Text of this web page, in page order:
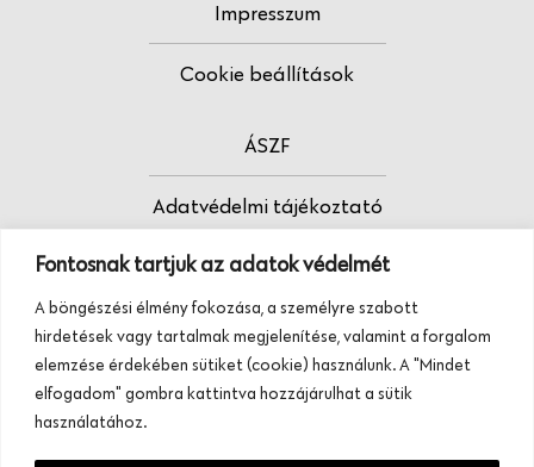
Fontosnak tartjuk az adatok védelmét
A böngészési élmény fokozása, a személyre szabott
hirdetések vagy tartalmak megjelenítése, valamint a forgalom
elemzése érdekében sütiket (cookie) használunk. A "Mindet
elfogadom" gombra kattintva hozzájárulhat a sütik
használatához.
Impresszum
Cookie beállítások
ÁSZF
Adatvédelmi tájékoztató
Fodrász vagy?
Tudj meg többet termékeinkről, szolgáltatásainkról.
Hívj minket, vagy üzenj nekünk ezen a
telefonszámon:
+36 20 945 84 74